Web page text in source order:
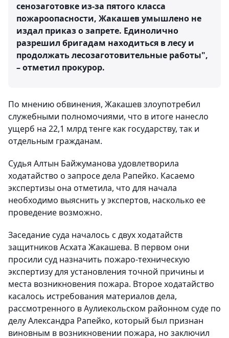
сенозаготовке из-за пятого класса
пожароопасности, Жакашев умышлено не
издал приказ о запрете. Единолично
разрешил бригадам находиться в лесу и
продолжать лесозаготовительные работы",
– отметил прокурор.
По мнению обвинения, Жакашев злоупотребил
служебными полномочиями, что в итоге нанесло
ущерб на 22,1 млрд тенге как государству, так и
отдельным гражданам.
Судья Алтын Байжуманова удовлетворила
ходатайство о запросе дела Рапейко. Касаемо
экспертизы она отметила, что для начала
необходимо выяснить у экспертов, насколько ее
проведение возможно.
Заседание суда началось с двух ходатайств
защитников Асхата Жакашева. В первом они
просили суд назначить пожаро-техническую
экспертизу для установления точной причины и
места возникновения пожара. Второе ходатайство
касалось истребования материалов дела,
рассмотренного в Аулиекольском районном суде по
делу Александра Рапейко, который был признан
виновным в возникновении пожара, но заключил